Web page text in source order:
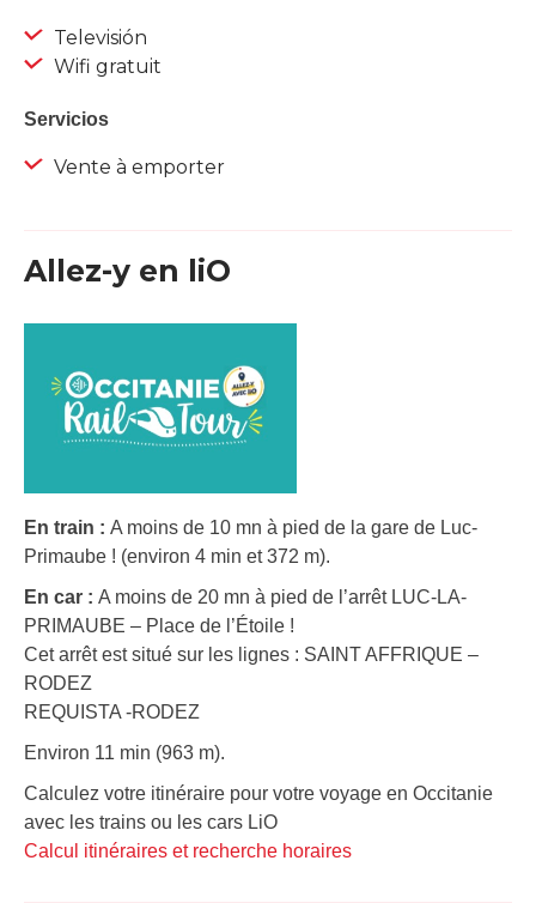
Televisión
Wifi gratuit
Servicios
Vente à emporter
Allez-y en liO
En train : A moins de 10 mn à pied de la gare de Luc-
Primaube ! (environ 4 min et 372 m).
En car : A moins de 20 mn à pied de l’arrêt LUC-LA-
PRIMAUBE – Place de l’Étoile !
Cet arrêt est situé sur les lignes : SAINT AFFRIQUE –
RODEZ
REQUISTA -RODEZ
Environ 11 min (963 m).
Calculez votre itinéraire pour votre voyage en Occitanie
avec les trains ou les cars LiO
Calcul itinéraires et recherche horaires